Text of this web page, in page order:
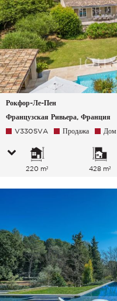
Рокфор-Ле-Пен
Французская Ривьера, Франция
V3305VA Продажа Дом
220 m² 428 m²